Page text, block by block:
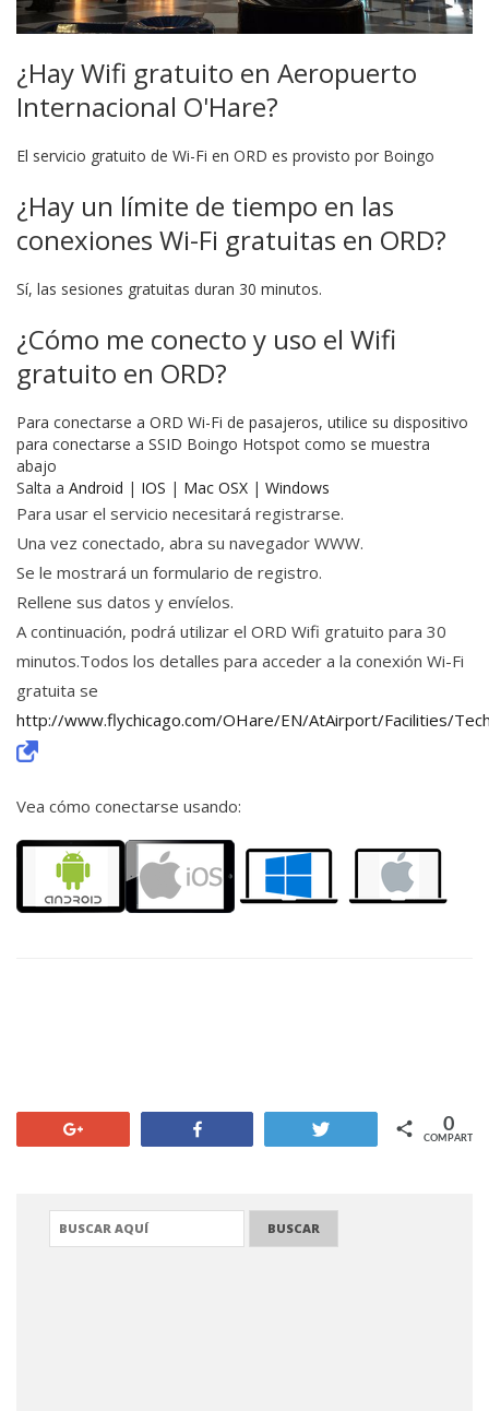
¿Hay Wifi gratuito en Aeropuerto
Internacional O'Hare?
El servicio gratuito de Wi-Fi en ORD es provisto por Boingo
¿Hay un límite de tiempo en las
conexiones Wi-Fi gratuitas en ORD?
Sí, las sesiones gratuitas duran 30 minutos.
¿Cómo me conecto y uso el Wifi
gratuito en ORD?
Para conectarse a ORD Wi-Fi de pasajeros, utilice su dispositivo
para conectarse a SSID Boingo Hotspot como se muestra
abajo
Salta a Android | IOS | Mac OSX | Windows
Para usar el servicio necesitará registrarse.
Una vez conectado, abra su navegador WWW.
Se le mostrará un formulario de registro.
Rellene sus datos y envíelos.
A continuación, podrá utilizar el ORD Wifi gratuito para 30
minutos.Todos los detalles para acceder a la conexión Wi-Fi
gratuita se
http://www.flychicago.com/OHare/EN/AtAirport/Facilities/
Vea cómo conectarse usando:
Twittear
COMPARTIR
0